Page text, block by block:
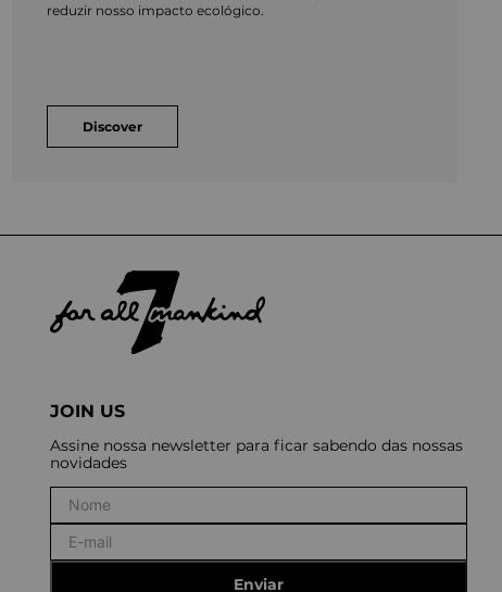
reduzir nosso impacto ecológico.
Discover
JOIN US
Assine nossa newsletter para ficar sabendo das nossas
novidades
Enviar